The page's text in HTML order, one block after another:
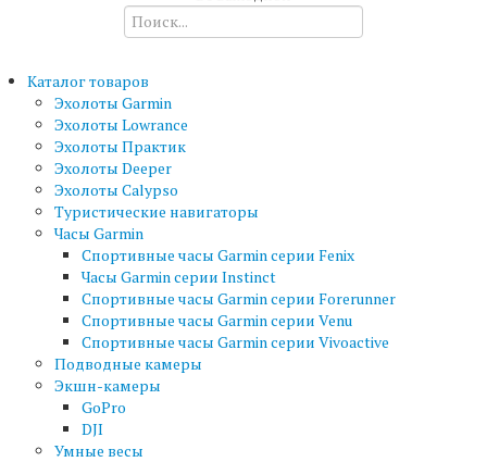
Каталог товаров
Эхолоты Garmin
Эхолоты Lowrance
Эхолоты Практик
Эхолоты Deeper
Эхолоты Calypso
Туристические навигаторы
Часы Garmin
Спортивные часы Garmin серии Fenix
Часы Garmin серии Instinct
Спортивные часы Garmin серии Forerunner
Спортивные часы Garmin серии Venu
Спортивные часы Garmin серии Vivoactive
Подводные камеры
Экшн-камеры
GoPro
DJI
Умные весы